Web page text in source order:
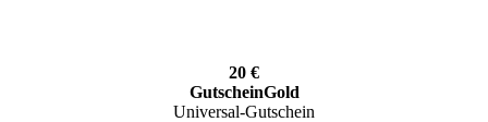
20 €
GutscheinGold
Universal-Gutschein